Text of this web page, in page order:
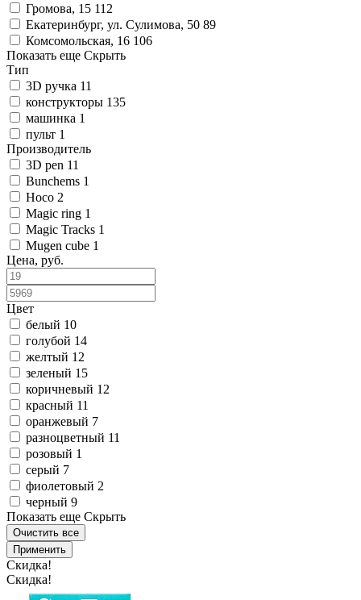
Громова, 15 112
Екатеринбург, ул. Сулимова, 50 89
Комсомольская, 16 106
Показать еще Скрыть
Тип
3D ручка 11
конструкторы 135
машинка 1
пульт 1
Производитель
3D pen 11
Bunchems 1
Hoco 2
Magic ring 1
Magic Tracks 1
Mugen cube 1
Цена, руб.
Цвет
белый 10
голубой 14
желтый 12
зеленый 15
коричневый 12
красный 11
оранжевый 7
разноцветный 11
розовый 1
серый 7
фиолетовый 2
черный 9
Показать еще Скрыть
Очистить все
Применить
Скидка!
Скидка!